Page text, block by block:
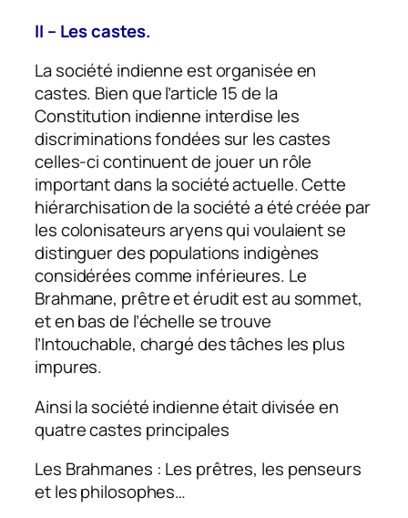
II – Les castes.
La société indienne est organisée en
castes. Bien que l’article 15 de la
Constitution indienne interdise les
discriminations fondées sur les castes
celles-ci continuent de jouer un rôle
important dans la société actuelle. Cette
hiérarchisation de la société a été créée par
les colonisateurs aryens qui voulaient se
distinguer des populations indigènes
considérées comme inférieures. Le
Brahmane, prêtre et érudit est au sommet,
et en bas de l’échelle se trouve
l’Intouchable, chargé des tâches les plus
impures.
Ainsi la société indienne était divisée en
quatre castes principales
Les Brahmanes : Les prêtres, les penseurs
et les philosophes…